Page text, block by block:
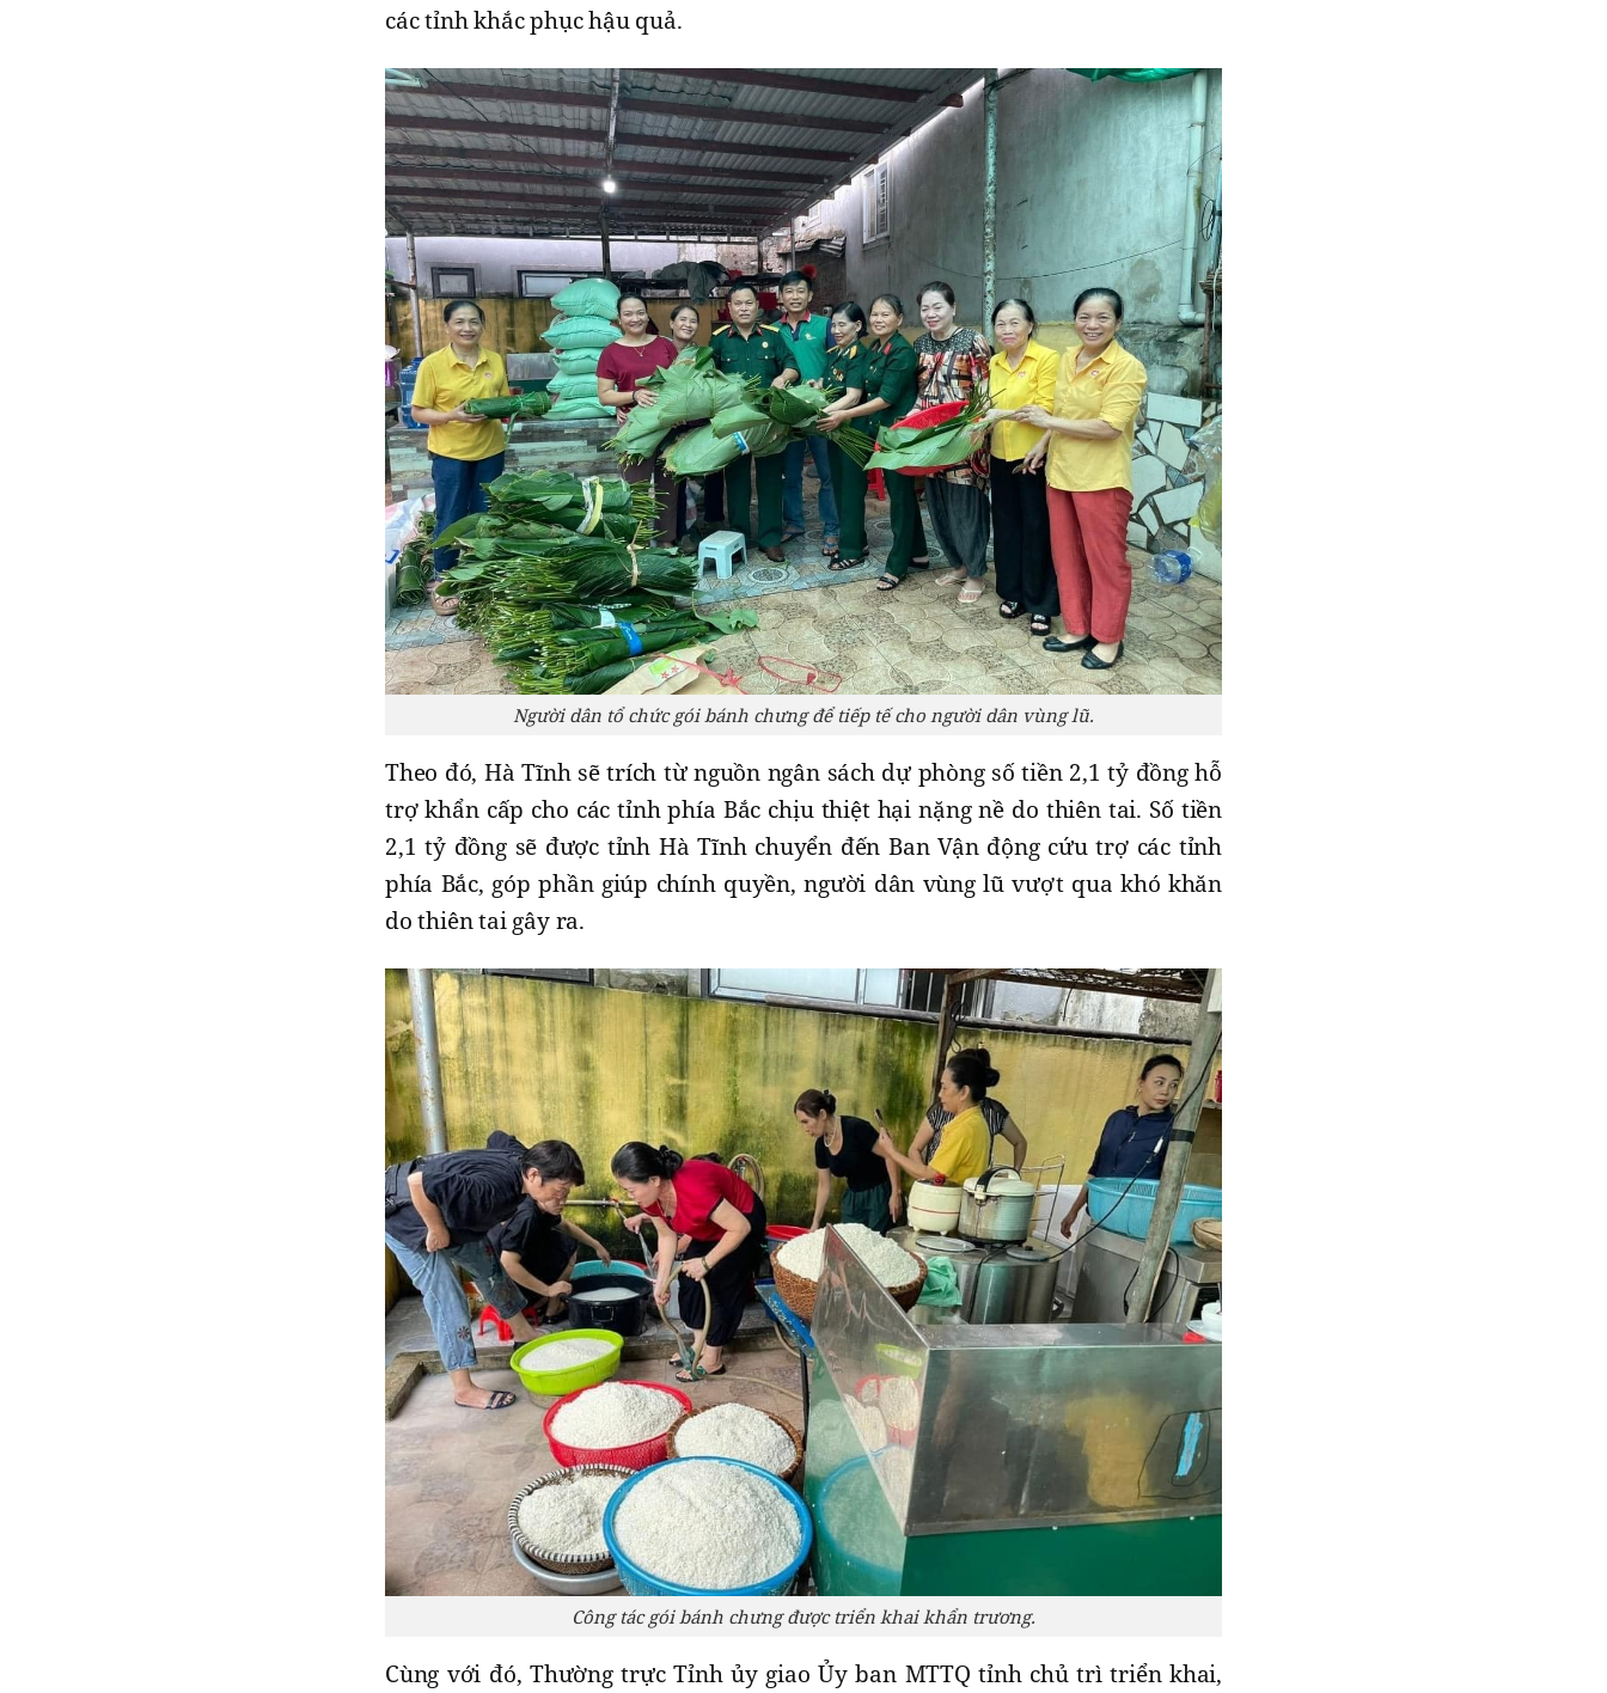
các tỉnh khắc phục hậu quả.
Người dân tổ chức gói bánh chưng để tiếp tế cho người dân vùng lũ.
Theo đó, Hà Tĩnh sẽ trích từ nguồn ngân sách dự phòng số tiền 2,1 tỷ đồng hỗ
trợ khẩn cấp cho các tỉnh phía Bắc chịu thiệt hại nặng nề do thiên tai. Số tiền
2,1 tỷ đồng sẽ được tỉnh Hà Tĩnh chuyển đến Ban Vận động cứu trợ các tỉnh
phía Bắc, góp phần giúp chính quyền, người dân vùng lũ vượt qua khó khăn
do thiên tai gây ra.
Công tác gói bánh chưng được triển khai khẩn trương.
Cùng với đó, Thường trực Tỉnh ủy giao Ủy ban MTTQ tỉnh chủ trì triển khai,